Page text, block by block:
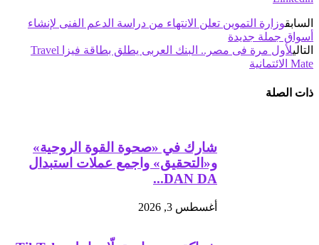
السابقوزارة التموين تعلن الانتهاء من دراسة الدعم الفنى لإنشاء
أسواق جملة جديدة
التالي
لأول مرة فى مصر.. البنك العربى يطلق بطاقة فيزا Travel
Mate الائتمانية
ذات الصلة
شارك في «صحوة القوة الروحية»
و«التحقيق» واجمع عملات استبدال
DAN DA...
أغسطس 3, 2026